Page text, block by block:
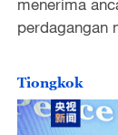
menerima
perdagangan
Tiongkok